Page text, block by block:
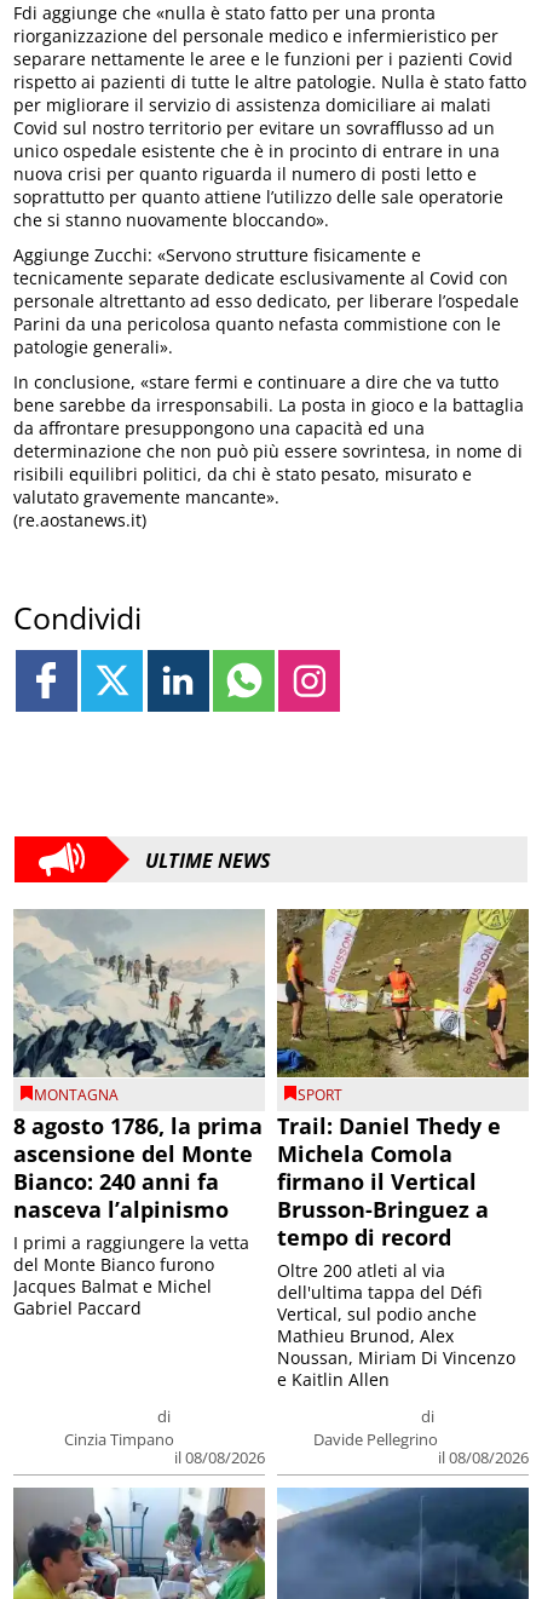
Fdi aggiunge che «nulla è stato fatto per una pronta
riorganizzazione del personale medico e infermieristico per
separare nettamente le aree e le funzioni per i pazienti Covid
rispetto ai pazienti di tutte le altre patologie. Nulla è stato fatto
per migliorare il servizio di assistenza domiciliare ai malati
Covid sul nostro territorio per evitare un sovrafflusso ad un
unico ospedale esistente che è in procinto di entrare in una
nuova crisi per quanto riguarda il numero di posti letto e
soprattutto per quanto attiene l’utilizzo delle sale operatorie
che si stanno nuovamente bloccando».
Aggiunge Zucchi: «Servono strutture fisicamente e
tecnicamente separate dedicate esclusivamente al Covid con
personale altrettanto ad esso dedicato, per liberare l’ospedale
Parini da una pericolosa quanto nefasta commistione con le
patologie generali».
In conclusione, «stare fermi e continuare a dire che va tutto
bene sarebbe da irresponsabili. La posta in gioco e la battaglia
da affrontare presuppongono una capacità ed una
determinazione che non può più essere sovrintesa, in nome di
risibili equilibri politici, da chi è stato pesato, misurato e
valutato gravemente mancante».
(re.aostanews.it)
Condividi
ULTIME NEWS
MONTAGNA
8 agosto 1786, la prima
ascensione del Monte
Bianco: 240 anni fa
nasceva l’alpinismo
di
Cinzia Timpano
il 08/08/2026
I primi a raggiungere la vetta
del Monte Bianco furono
Jacques Balmat e Michel
Gabriel Paccard
SPORT
Trail: Daniel Thedy e
Michela Comola
firmano il Vertical
Brusson-Bringuez a
tempo di record
di
Davide Pellegrino
il 08/08/2026
Oltre 200 atleti al via
dell'ultima tappa del Défì
Vertical, sul podio anche
Mathieu Brunod, Alex
Noussan, Miriam Di Vincenzo
e Kaitlin Allen